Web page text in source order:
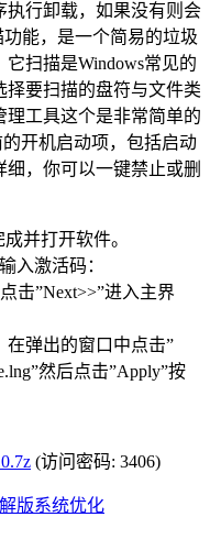
执行卸载，如果没有则会
能，是一个简易的垃圾
扫描是Windows常见的
要扫描的盘符与文件类
理工具这个是非常简单的
开机启动项，包括启动
，你可以一键禁止或删
并打开软件。
入激活码：
击”Next>>”进入主界
在弹出的窗口中点击”
然后点击”Apply”按
(访问密码: 3406)
版系统优化